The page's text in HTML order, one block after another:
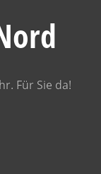
Für Sie da!